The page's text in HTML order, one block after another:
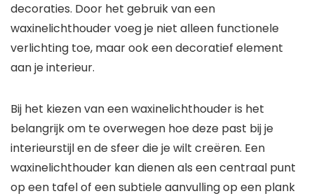
decoraties. Door het gebruik van een
waxinelichthouder voeg je niet alleen functionele
verlichting toe, maar ook een decoratief element
aan je interieur.
Bij het kiezen van een waxinelichthouder is het
belangrijk om te overwegen hoe deze past bij je
interieurstijl en de sfeer die je wilt creëren. Een
waxinelichthouder kan dienen als een centraal punt
op een tafel of een subtiele aanvulling op een plank